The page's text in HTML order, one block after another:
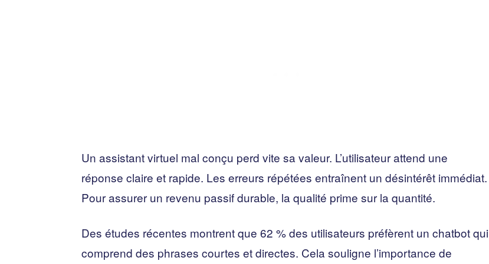
Un assistant virtuel mal conçu perd vite sa valeur. L’utilisateur attend une
réponse claire et rapide. Les erreurs répétées entraînent un désintérêt immédiat.
Pour assurer un revenu passif durable, la qualité prime sur la quantité.
Des études récentes montrent que 62 % des utilisateurs préfèrent un chatbot qui
comprend des phrases courtes et directes. Cela souligne l’importance de